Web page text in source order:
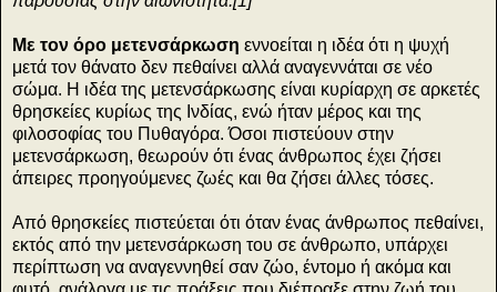
Με τον όρο μετενσάρκωση εννοείται η ιδέα ότι η ψυχή
μετά τον θάνατο δεν πεθαίνει αλλά αναγεννάται σε νέο
σώμα. Η ιδέα της μετενσάρκωσης είναι κυρίαρχη σε αρκετές
θρησκείες κυρίως της Ινδίας, ενώ ήταν μέρος και της
φιλοσοφίας του Πυθαγόρα. Όσοι πιστεύουν στην
μετενσάρκωση, θεωρούν ότι ένας άνθρωπος έχει ζήσει
άπειρες προηγούμενες ζωές και θα ζήσει άλλες τόσες.
Από θρησκείες πιστεύεται ότι όταν ένας άνθρωπος πεθαίνει,
εκτός από την μετενσάρκωση του σε άνθρωπο, υπάρχει
περίπτωση να αναγεννηθεί σαν ζώο, έντομο ή ακόμα και